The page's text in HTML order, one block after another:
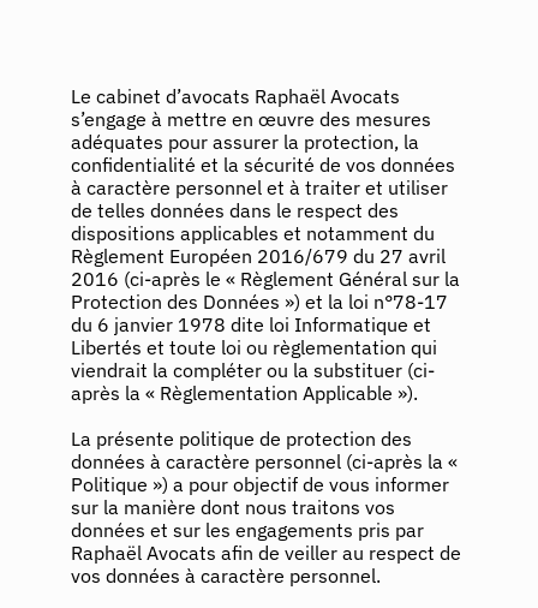
Le cabinet d’avocats Raphaël Avocats
s’engage à mettre en œuvre des mesures
adéquates pour assurer la protection, la
confidentialité et la sécurité de vos données
à caractère personnel et à traiter et utiliser
de telles données dans le respect des
dispositions applicables et notamment du
Règlement Européen 2016/679 du 27 avril
2016 (ci-après le « Règlement Général sur la
Protection des Données ») et la loi n°78-17
du 6 janvier 1978 dite loi Informatique et
Libertés et toute loi ou règlementation qui
viendrait la compléter ou la substituer (ci-
après la « Règlementation Applicable »).
La présente politique de protection des
données à caractère personnel (ci-après la «
Politique ») a pour objectif de vous informer
sur la manière dont nous traitons vos
données et sur les engagements pris par
Raphaël Avocats afin de veiller au respect de
vos données à caractère personnel.